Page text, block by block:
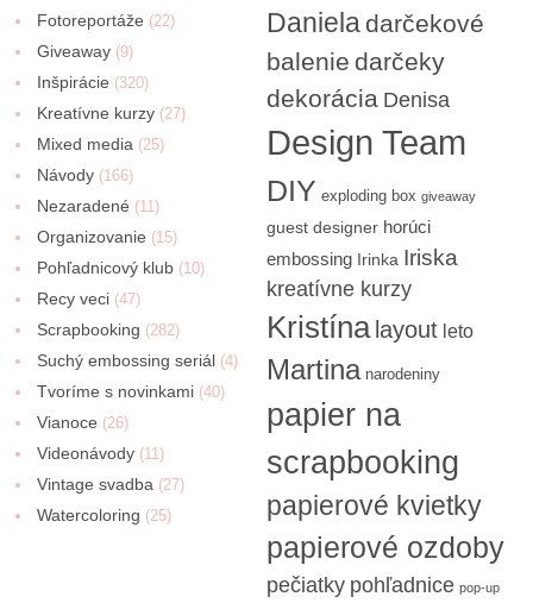
Fotoreportáže (22)
Giveaway (9)
Inšpirácie (320)
Kreatívne kurzy (27)
Mixed media (25)
Návody (166)
Nezaradené (11)
Organizovanie (15)
Pohľadnicový klub (10)
Recy veci (47)
Scrapbooking (282)
Suchý embossing seriál (4)
Tvoríme s novinkami (40)
Vianoce (26)
Videonávody (11)
Vintage svadba (27)
Watercoloring (25)
Daniela darčekové
balenie darčeky
dekorácia Denisa
Design Team
DIY exploding box giveaway
guest designer horúci
embossing Irinka Iriska
kreatívne kurzy
Kristína layout leto
Martina narodeniny
papier na
scrapbooking
papierové kvietky
papierové ozdoby
pečiatky pohľadnice pop-up